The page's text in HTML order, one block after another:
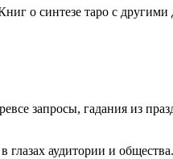
о синтезе таро с
запросы, гадания из
аудитории и